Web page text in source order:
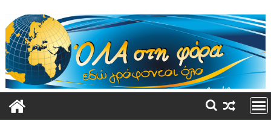
στο
περιεχόμενο